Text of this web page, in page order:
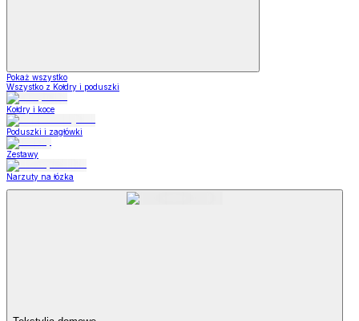
Pokaż wszystko
Wszystko z Kołdry i poduszki
Kołdry i koce
Poduszki i zagłówki
Zestawy
Narzuty na łózka